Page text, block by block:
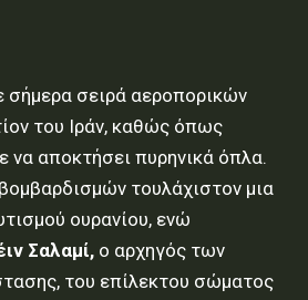
σήμερα σειρά αεροπορικών
του Ιράν, καθώς όπως
να αποκτήσει πυρηνικά όπλα.
τουλάχιστον μια
ουρανίου, ενώ
Σαλαμί, ο αρχηγός των
του επίλεκτου σώματος